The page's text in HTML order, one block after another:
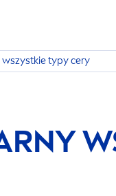
wszystkie typy cery